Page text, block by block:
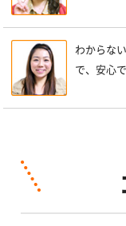
わからな
で、安心